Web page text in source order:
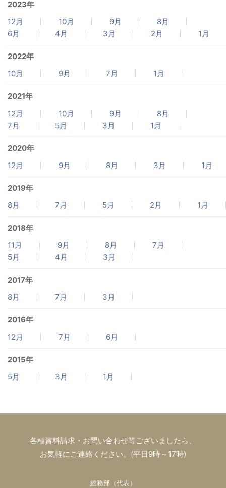
2023年
12月
10月 9月
8月
6月
4月 3月 2月 1月
2022年
10月
9月 7月 1月
2021年
12月
10月 9月
8月
7月
5月 3月 1月
2020年
12月
9月 8月 3月 1月
2019年
8月
7月 5月 2月 1月
2018年
11月
9月 8月
7月
5月
4月 3月
2017年
8月
7月 3月
2016年
12月
7月 6月
2015年
5月
3月 1月
各種資料請求・お問い合わせ等ございましたら、
お気軽にご連絡ください。(平日9時～17時)
総務部（代表）